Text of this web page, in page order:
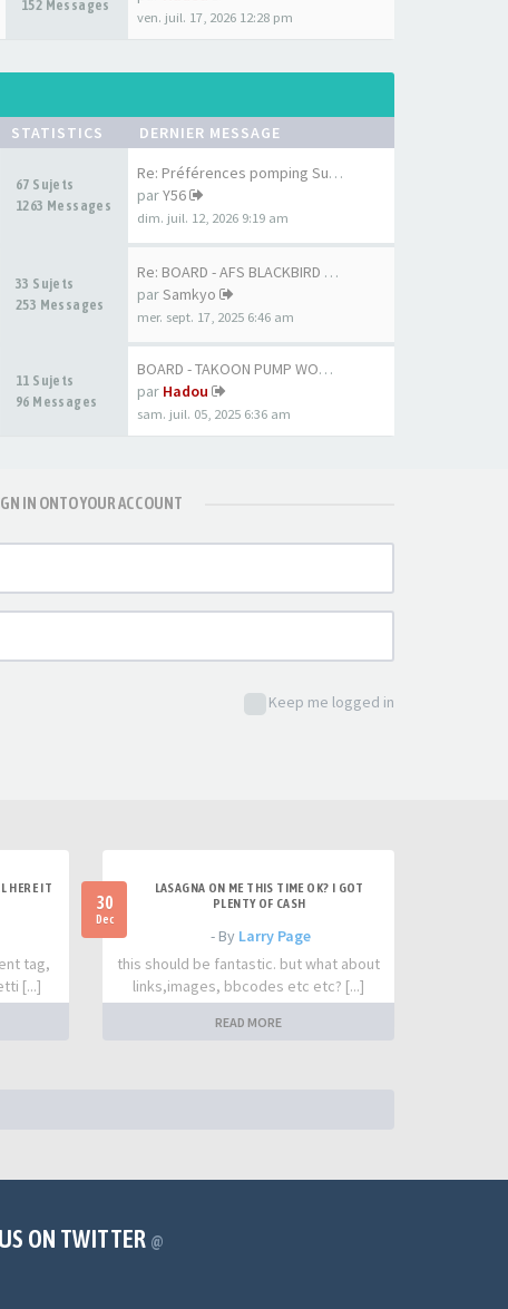
152 Messages
ven. juil. 17, 2026 12:28 pm
STATISTICS DERNIER MESSAGE
67 Sujets
1263 Messages
Re: Préférences pomping Surf …
parY56
dim. juil. 12, 2026 9:19 am
33 Sujets
253 Messages
Re: BOARD - AFS BLACKBIRD 7'6…
parSamkyo
mer. sept. 17, 2025 6:46 am
11 Sujets
96 Messages
BOARD - TAKOON PUMP WOOD 80CM
par Hadou
sam. juil. 05, 2025 6:36 am
IN ONTO YOUR ACCOUNT
Keep me logged in
HERE IT
tag,
[...]
30
Dec
LASAGNA ON ME THIS TIME OK? I GOT
PLENTY OF CASH
- By Larry Page
this should be fantastic. but what about
links,images, bbcodes etc etc? [...]
READ MORE
ON TWITTER @